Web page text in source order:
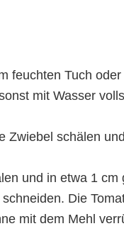
feuchten Tuch
mit Wasser
Zwiebel schälen
und in etwa 1
Die
mit dem Mehl